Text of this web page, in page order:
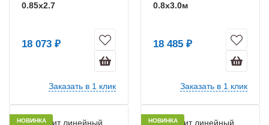
0.85х2.7
18 073 ₽
Заказать в 1 клик
0.8х3.0м
18 485 ₽
Заказать в 1 клик
НОВИНКА НОВИНКА